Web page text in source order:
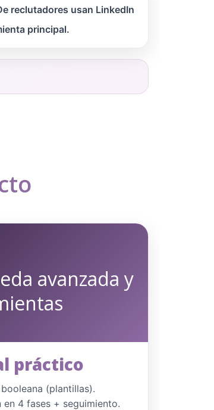
reclutadores usan LinkedIn
principal.
avanzada y
práctico
(plantillas).
en 4 fases + seguimiento.